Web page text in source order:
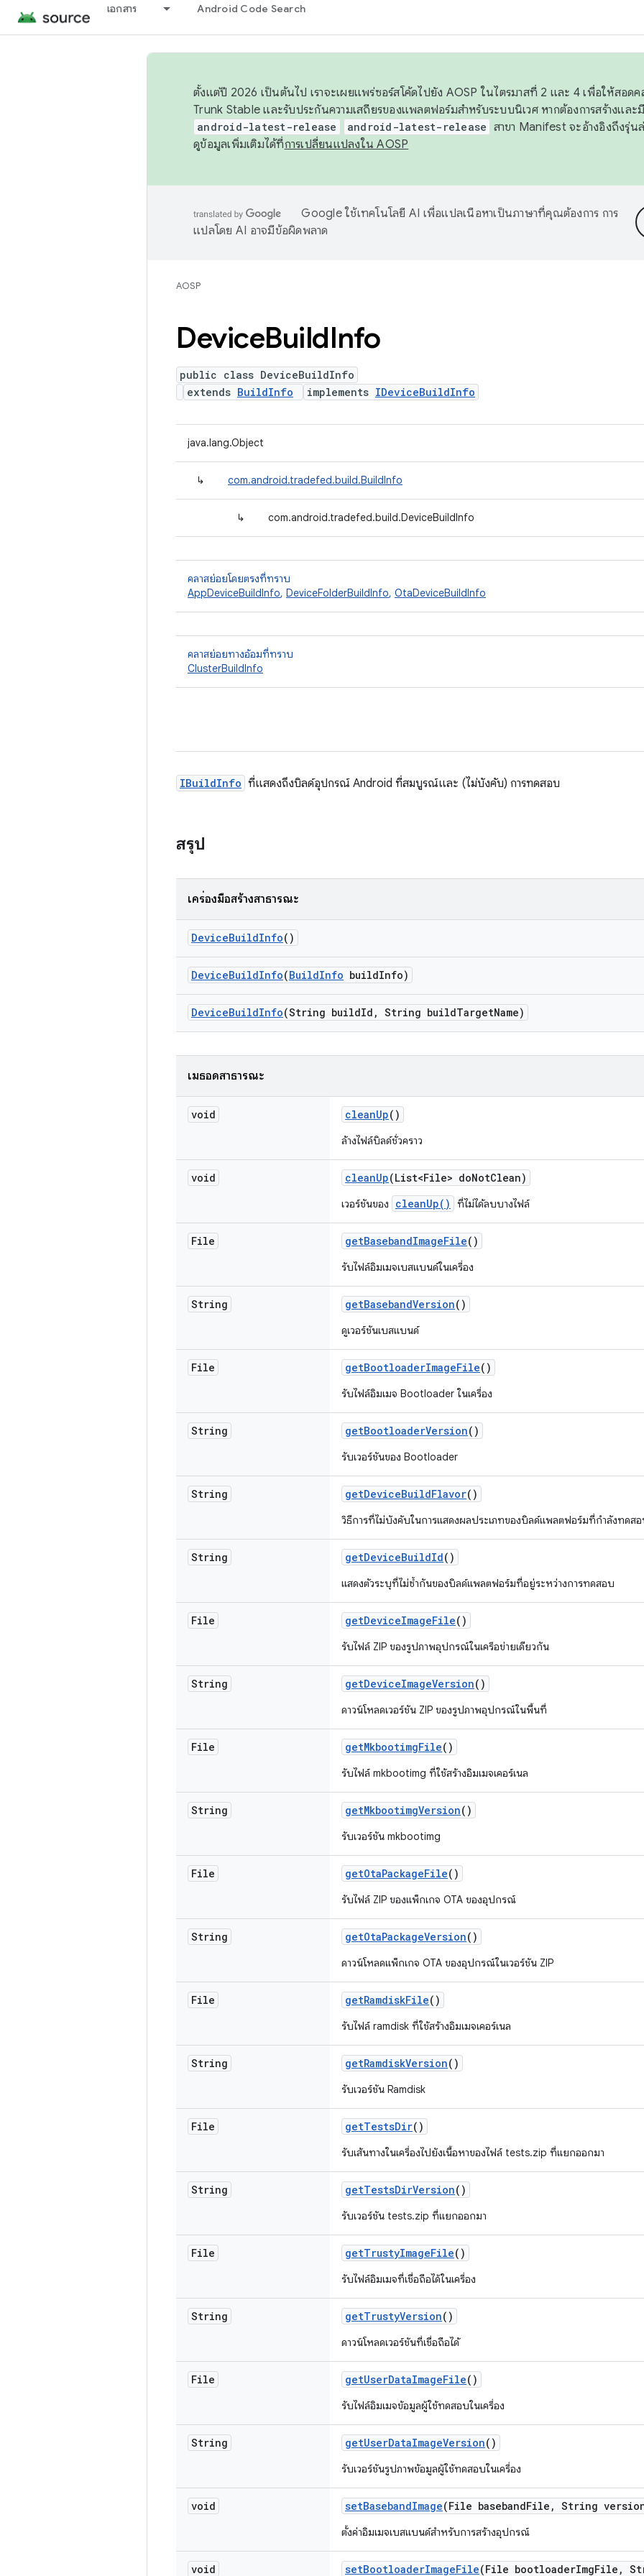
เอกสาร Android Code Search
ตั้งแต่ปี 2026 เป็นต้นไป เราจะเผยแพร่ซอร์สโค้ดไปยัง AOSP ในไตรมาสที่ 2 และ 4 เพื่อให้สอด
Trunk Stable และรับประกันความเสถียรของแพลตฟอร์มสำหรับระบบนิเวศ หากต้องการสร้างและ
android-latest-release android-latest-release สาขา Manifest จะอ้างอิงถึงรุ่
ดูข้อมูลเพิ่มเติมได้ที่การเปลี่ยนแปลงใน AOSP
Google ใช้เทคโนโลยี AI เพื่อแปลเนื้อหาเป็นภาษาที่คุณต้องการ การ
แปลโดย AI อาจมีข้อผิดพลาด
AOSP
DeviceBuildInfo
public class DeviceBuildInfo
extends BuildInfo implements IDeviceBuildInfo
java.lang.Object
↳ com.android.tradefed.build.BuildInfo
↳ com.android.tradefed.build.DeviceBuildInfo
คลาสย่อยโดยตรงที่ทราบ
AppDeviceBuildInfo, DeviceFolderBuildInfo, OtaDeviceBuildInfo
คลาสย่อยทางอ้อมที่ทราบ
ClusterBuildInfo
IBuildInfo ที่แสดงถึงบิลด์อุปกรณ์ Android ที่สมบูรณ์และ (ไม่บังคับ) การทดสอบ
สรุป
เครื่องมือสร้างสาธารณะ
DeviceBuildInfo()
DeviceBuildInfo(BuildInfo buildInfo)
DeviceBuildInfo(String buildId , String buildTargetName)
เมธอดสาธารณะ
void cleanUp()
ล้างไฟล์บิลด์ชั่วคราว
void cleanUp(List<File> doNotClean)
เวอร์ชันของ cleanUp() ที่ไม่ได้ลบบางไฟล์
File getBasebandImageFile()
รับไฟล์อิมเมจเบสแบนด์ในเครื่อง
String getBasebandVersion()
ดูเวอร์ชันเบสแบนด์
File getBootloaderImageFile()
รับไฟล์อิมเมจ Bootloader ในเครื่อง
String getBootloaderVersion()
รับเวอร์ชันของ Bootloader
String getDeviceBuildFlavor()
วิธีการที่ไม่บังคับในการแสดงผลประเภทของบิลด์แพลตฟอร์มที่กำลังทดส
String getDeviceBuildId()
แสดงตัวระบุที่ไม่ซ้ำกันของบิลด์แพลตฟอร์มที่อยู่ระหว่างการทดสอบ
File getDeviceImageFile()
รับไฟล์ ZIP ของรูปภาพอุปกรณ์ในเครือข่ายเดียวกัน
String getDeviceImageVersion()
ดาวน์โหลดเวอร์ชัน ZIP ของรูปภาพอุปกรณ์ในพื้นที่
File getMkbootimgFile()
รับไฟล์ mkbootimg ที่ใช้สร้างอิมเมจเคอร์เนล
String getMkbootimgVersion()
รับเวอร์ชัน mkbootimg
File getOtaPackageFile()
รับไฟล์ ZIP ของแพ็กเกจ OTA ของอุปกรณ์
String getOtaPackageVersion()
ดาวน์โหลดแพ็กเกจ OTA ของอุปกรณ์ในเวอร์ชัน ZIP
File getRamdiskFile()
รับไฟล์ ramdisk ที่ใช้สร้างอิมเมจเคอร์เนล
String getRamdiskVersion()
รับเวอร์ชัน Ramdisk
File getTestsDir()
รับเส้นทางในเครื่องไปยังเนื้อหาของไฟล์ tests.zip ที่แยกออกมา
String getTestsDirVersion()
รับเวอร์ชัน tests.zip ที่แยกออกมา
File getTrustyImageFile()
รับไฟล์อิมเมจที่เชื่อถือได้ในเครื่อง
String getTrustyVersion()
ดาวน์โหลดเวอร์ชันที่เชื่อถือได้
File getUserDataImageFile()
รับไฟล์อิมเมจข้อมูลผู้ใช้ทดสอบในเครื่อง
String getUserDataImageVersion()
รับเวอร์ชันรูปภาพข้อมูลผู้ใช้ทดสอบในเครื่อง
void setBasebandImage(File basebandFile , String
ตั้งค่าอิมเมจเบสแบนด์สำหรับการสร้างอุปกรณ์
void setBootloaderImageFile(File bootloaderImgFile ,